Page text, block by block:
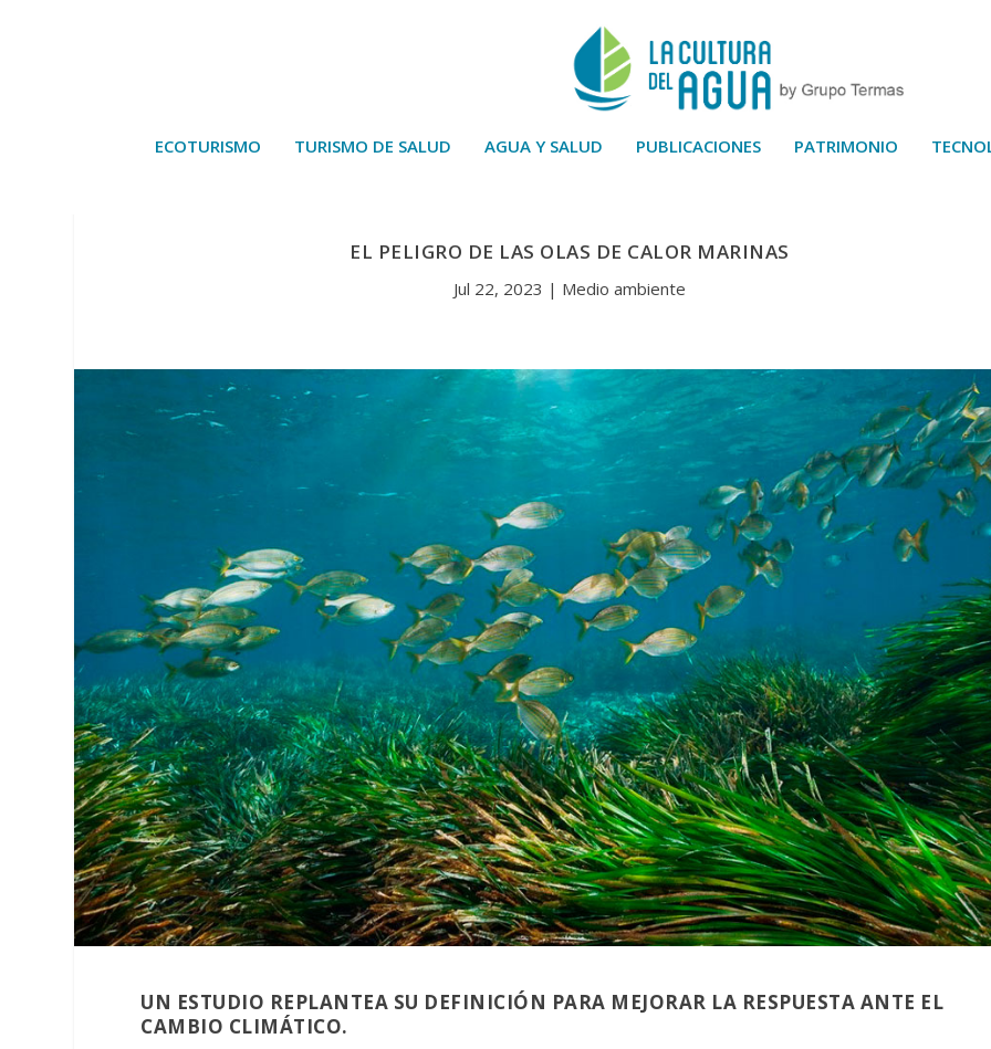
ECOTURISMO TURISMO DE SALUD AGUA Y SALUD PUBLICACIONES PATRIMONIO
EL PELIGRO DE LAS OLAS DE CALOR MARINAS
Jul 22, 2023 | Medio ambiente
UN ESTUDIO REPLANTEA SU DEFINICIÓN PARA MEJORAR LA RESPUESTA ANTE EL
CAMBIO CLIMÁTICO.